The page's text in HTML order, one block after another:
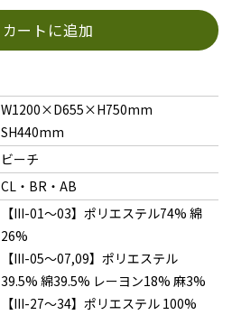
カートに追加
W1200×D655×H750mm
SH440mm
ビーチ
CL・BR・AB
【III-01〜03】ポリエステル74% 綿
26%
【III-05〜07,09】ポリエステル
39.5% 綿39.5% レーヨン18% 麻3%
【III-27〜34】ポリエステル 100%